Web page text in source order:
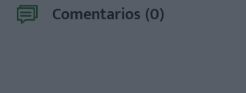
Comentarios (0)